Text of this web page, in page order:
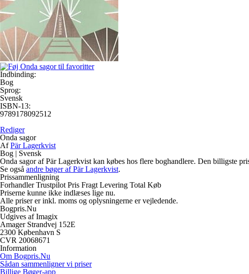
Indbinding:
Bog
Sprog:
Svensk
ISBN-13:
9789178092512
Rediger
Onda sagor
AfPär Lagerkvist
Bog | Svensk
Onda sagor af Pär Lagerkvist kan købes hos flere boghandlere. Den billigste
Se også andre bøger af Pär Lagerkvist.
Prissammenligning
Forhandler Trustpilot Pris Fragt Levering Total Køb
Priserne kunne ikke indlæses lige nu.
Alle priser er inkl. moms og oplysningerne er vejledende.
Bogpris.Nu
Udgives af Imagix
Amager Strandvej 152E
2300 København S
CVR 20068671
Information
Om Bogpris.Nu
Sådan sammenligner vi priser
Billige Bøger-app